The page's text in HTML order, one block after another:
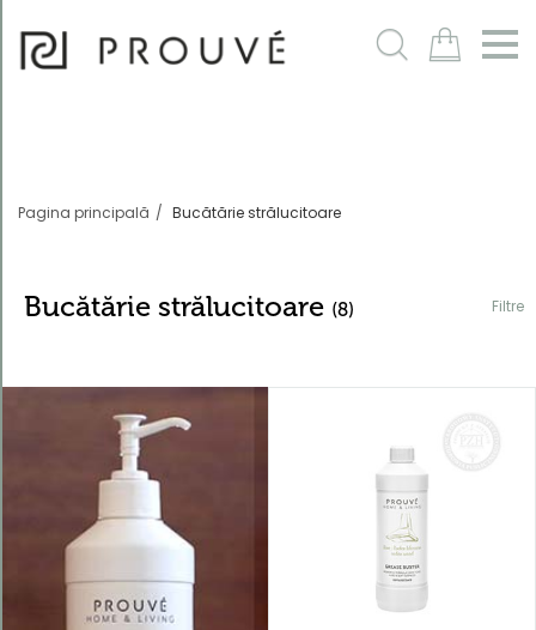
m
Pagina principală Bucătărie strălucitoare
Bucătărie strălucitoare (8) Filtre
Filtre